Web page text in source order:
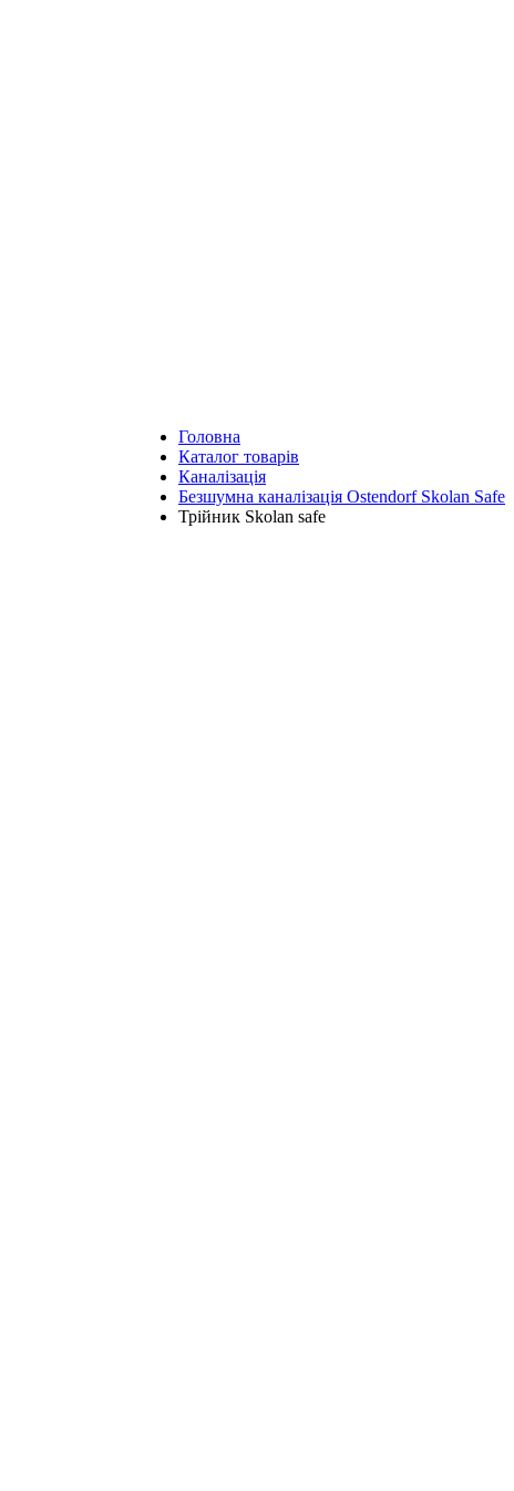
Головна
Каталог товарів
Каналізація
Безшумна каналізація Ostendorf Skolan Safe
Трійник Skolan safe